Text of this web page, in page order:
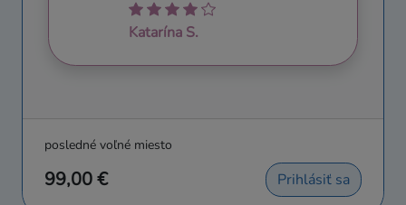
Katarína S.
posledné voľné miesto
99,00 € Prihlásiť sa